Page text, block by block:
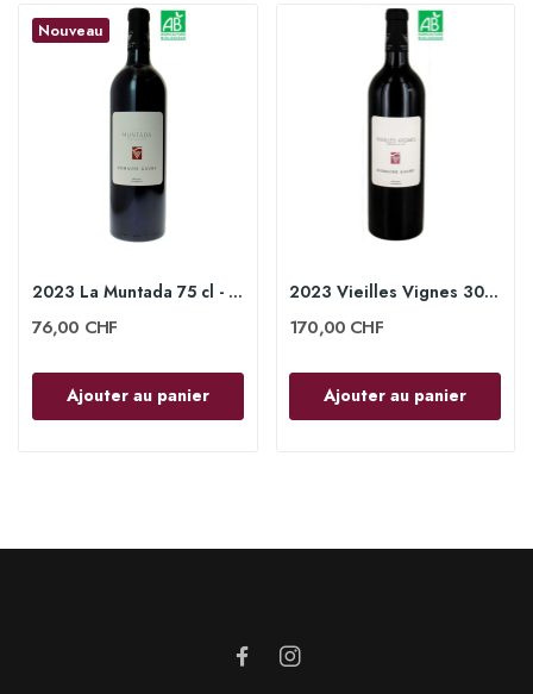
Nouveau
2023 La Muntada 75 cl - Domaine Gauby
76,00 CHF
Ajouter au panier
2023 Vieilles Vignes 300 cl - Domaine Gauby
170,00 CHF
Ajouter au panier